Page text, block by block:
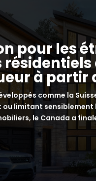
pour les
à partir
comme la
limitant
le Canada a